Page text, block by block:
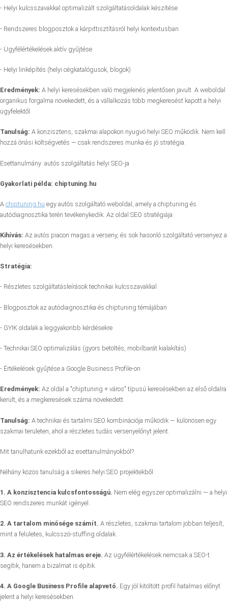
- Helyi kulcsszavakkal optimalizált szolgáltatásoldalak készítése
- Rendszeres blogposztok a kárpittisztításról helyi kontextusban
- Ügyfélértékelések aktív gyűjtése
- Helyi linképítés (helyi cégkatalógusok, blogok)
Eredmények: A helyi keresésekben való megjelenés jelentősen javult. A weboldal
organikus forgalma növekedett, és a vállalkozás több megkeresést kapott a helyi
ügyfelektől.
Tanulság: A konzisztens, szakmai alapokon nyugvó helyi SEO működik. Nem kell
hozzá óriási költségvetés — csak rendszeres munka és jó stratégia.
Esettanulmány: autós szolgáltatás helyi SEO-ja
Gyakorlati példa: chiptuning.hu
A chiptuning.hu egy autós szolgáltató weboldal, amely a chiptuning és
autódiagnosztika terén tevékenykedik. Az oldal SEO stratégiája:
Kihívás: Az autós piacon magas a verseny, és sok hasonló szolgáltató versenyez a
helyi keresésekben.
Stratégia:
- Részletes szolgáltatásleírások technikai kulcsszavakkal
- Blogposztok az autódiagnosztika és chiptuning témájában
- GYIK oldalak a leggyakoribb kérdésekre
- Technikai SEO optimalizálás (gyors betöltés, mobilbarát kialakítás)
- Értékelések gyűjtése a Google Business Profile-on
Eredmények: Az oldal a "chiptuning + város" típusú keresésekben az első oldalra
került, és a megkeresések száma növekedett.
Tanulság: A technikai és tartalmi SEO kombinációja működik — különösen egy
szakmai területen, ahol a részletes tudás versenyelőnyt jelent.
Mit tanulhatunk ezekből az esettanulmányokból?
Néhány közös tanulság a sikeres helyi SEO projektekből:
1. A konzisztencia kulcsfontosságú. Nem elég egyszer optimalizálni — a helyi
SEO rendszeres munkát igényel.
2. A tartalom minősége számít. A részletes, szakmai tartalom jobban teljesít,
mint a felületes, kulcsszó-stuffing oldalak.
3. Az értékelések hatalmas ereje. Az ügyfélértékelések nemcsak a SEO-t
segítik, hanem a bizalmat is építik.
4. A Google Business Profile alapvető. Egy jól kitöltött profil hatalmas előnyt
jelent a helyi keresésekben.